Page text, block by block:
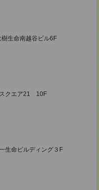
生命南越谷ビル6F
クエア21 10F
生命ビルディング３F